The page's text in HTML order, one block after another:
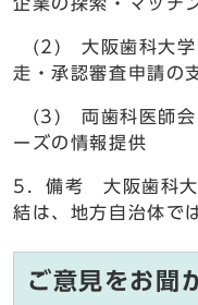
(2) 大阪歯科大学
走・承認審査申請の
(3) 両歯科医師会
ーズの情報提供
5．備考 大阪歯科大
結は、地方自治体で
ご意見をお聞